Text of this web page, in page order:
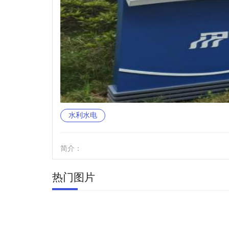
水利水电
简介：
热门图片